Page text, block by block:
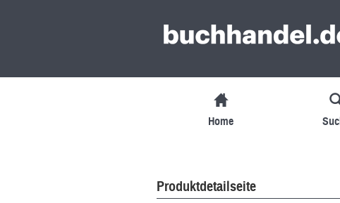
Home
Produktdetailseite